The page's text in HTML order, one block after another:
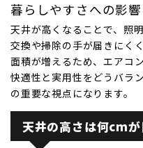
暮らしやすさへの影響
天井が高くなることで、照
交換や掃除の手が届きにく
面積が増えるため、エアコ
快適性と実用性をどうバラ
の重要な視点になります。
天井の高さは何cmが